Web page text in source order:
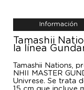
Información
Tamashii
la línea
Tamashii Nations,
NHII MASTER
Univrese. Se trata